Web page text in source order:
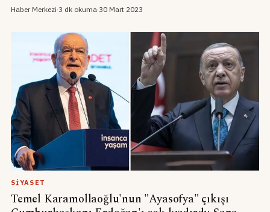
Haber Merkezi·3 dk okuma·30 Mart 2023
SIYASET
Temel Karamollaoğlu'nun "Ayasofya" çıkışı